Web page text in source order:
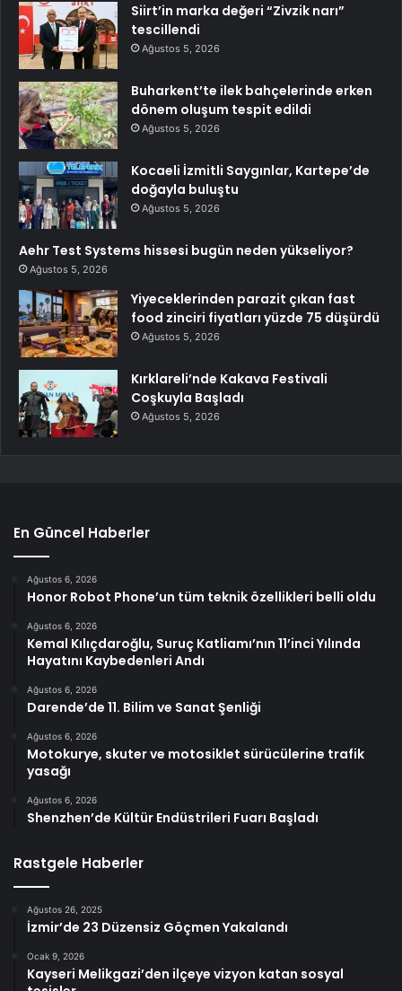
Siirt’in marka değeri “Zivzik narı”
tescillendi
Ağustos 5, 2026
Buharkent’te ilek bahçelerinde erken
dönem oluşum tespit edildi
Ağustos 5, 2026
Kocaeli İzmitli Saygınlar, Kartepe’de
doğayla buluştu
Ağustos 5, 2026
Aehr Test Systems hissesi bugün neden yükseliyor?
Ağustos 5, 2026
Yiyeceklerinden parazit çıkan fast
food zinciri fiyatları yüzde 75 düşürdü
Ağustos 5, 2026
Kırklareli’nde Kakava Festivali
Coşkuyla Başladı
Ağustos 5, 2026
En Güncel Haberler
Ağustos 6, 2026
Honor Robot Phone’un tüm teknik özellikleri belli oldu
Ağustos 6, 2026
Kemal Kılıçdaroğlu, Suruç Katliamı’nın 11’inci Yılında
Hayatını Kaybedenleri Andı
Ağustos 6, 2026
Darende’de 11. Bilim ve Sanat Şenliği
Ağustos 6, 2026
Motokurye, skuter ve motosiklet sürücülerine trafik
yasağı
Ağustos 6, 2026
Shenzhen’de Kültür Endüstrileri Fuarı Başladı
Rastgele Haberler
Ağustos 26, 2025
İzmir’de 23 Düzensiz Göçmen Yakalandı
Ocak 9, 2026
Kayseri Melikgazi’den ilçeye vizyon katan sosyal